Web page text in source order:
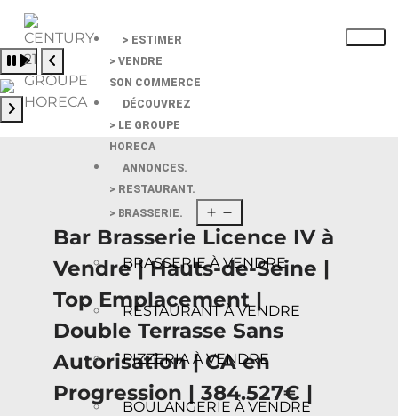
> ESTIMER
> VENDRE
SON COMMERCE
DÉCOUVREZ
> LE GROUPE
HORECA
ANNONCES.
> RESTAURANT.
> BRASSERIE.
BRASSERIE À VENDRE
RESTAURANT À VENDRE
PIZZERIA À VENDRE
BOULANGERIE À VENDRE
Pause slide rotation
Resume slide rotation
Previous slide
Bar Brasserie Licence IV à
Vendre | Hauts-de-Seine |
Top Emplacement |
Double Terrasse Sans
Autorisation | CA en
Progression | 384.527€ |